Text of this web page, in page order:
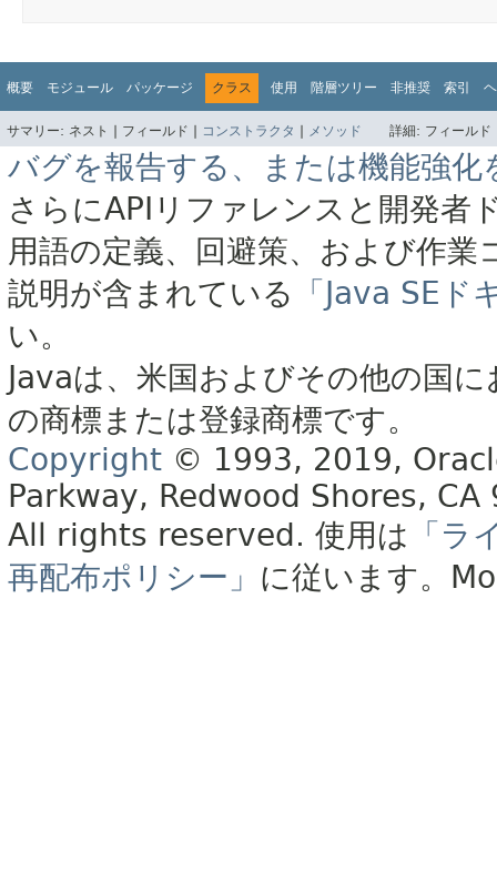
概要 モジュール パッケージ クラス 使用 階層ツリー 非推奨 索引
サマリー: ネスト | フィールド | コンストラクタ | メソッド 詳細: フィール
バグを報告する、または機能強化
さらにAPIリファレンスと開発者
用語の定義、回避策、および作
説明が含まれている
「Java SE
い。
Javaは、米国およびその他の国
の商標または登録商標です。
Copyright © 1993, 2019,
Parkway, Redwood Shores, CA
All rights reserved. 使用は 「ラ
再配布ポリシー」 に従います。